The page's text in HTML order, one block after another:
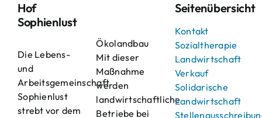
Hof
Sophienlust
Die Lebens-
und
Arbeitsgemeinschaft
Sophienlust
strebt vor dem
Ökolandbau
Mit dieser
Maßnahme
werden
landwirtschaftliche
Betriebe bei
Seitenübersicht
Kontakt
Sozialtherapie
Landwirtschaft
Verkauf
Solidarische
Landwirtschaft